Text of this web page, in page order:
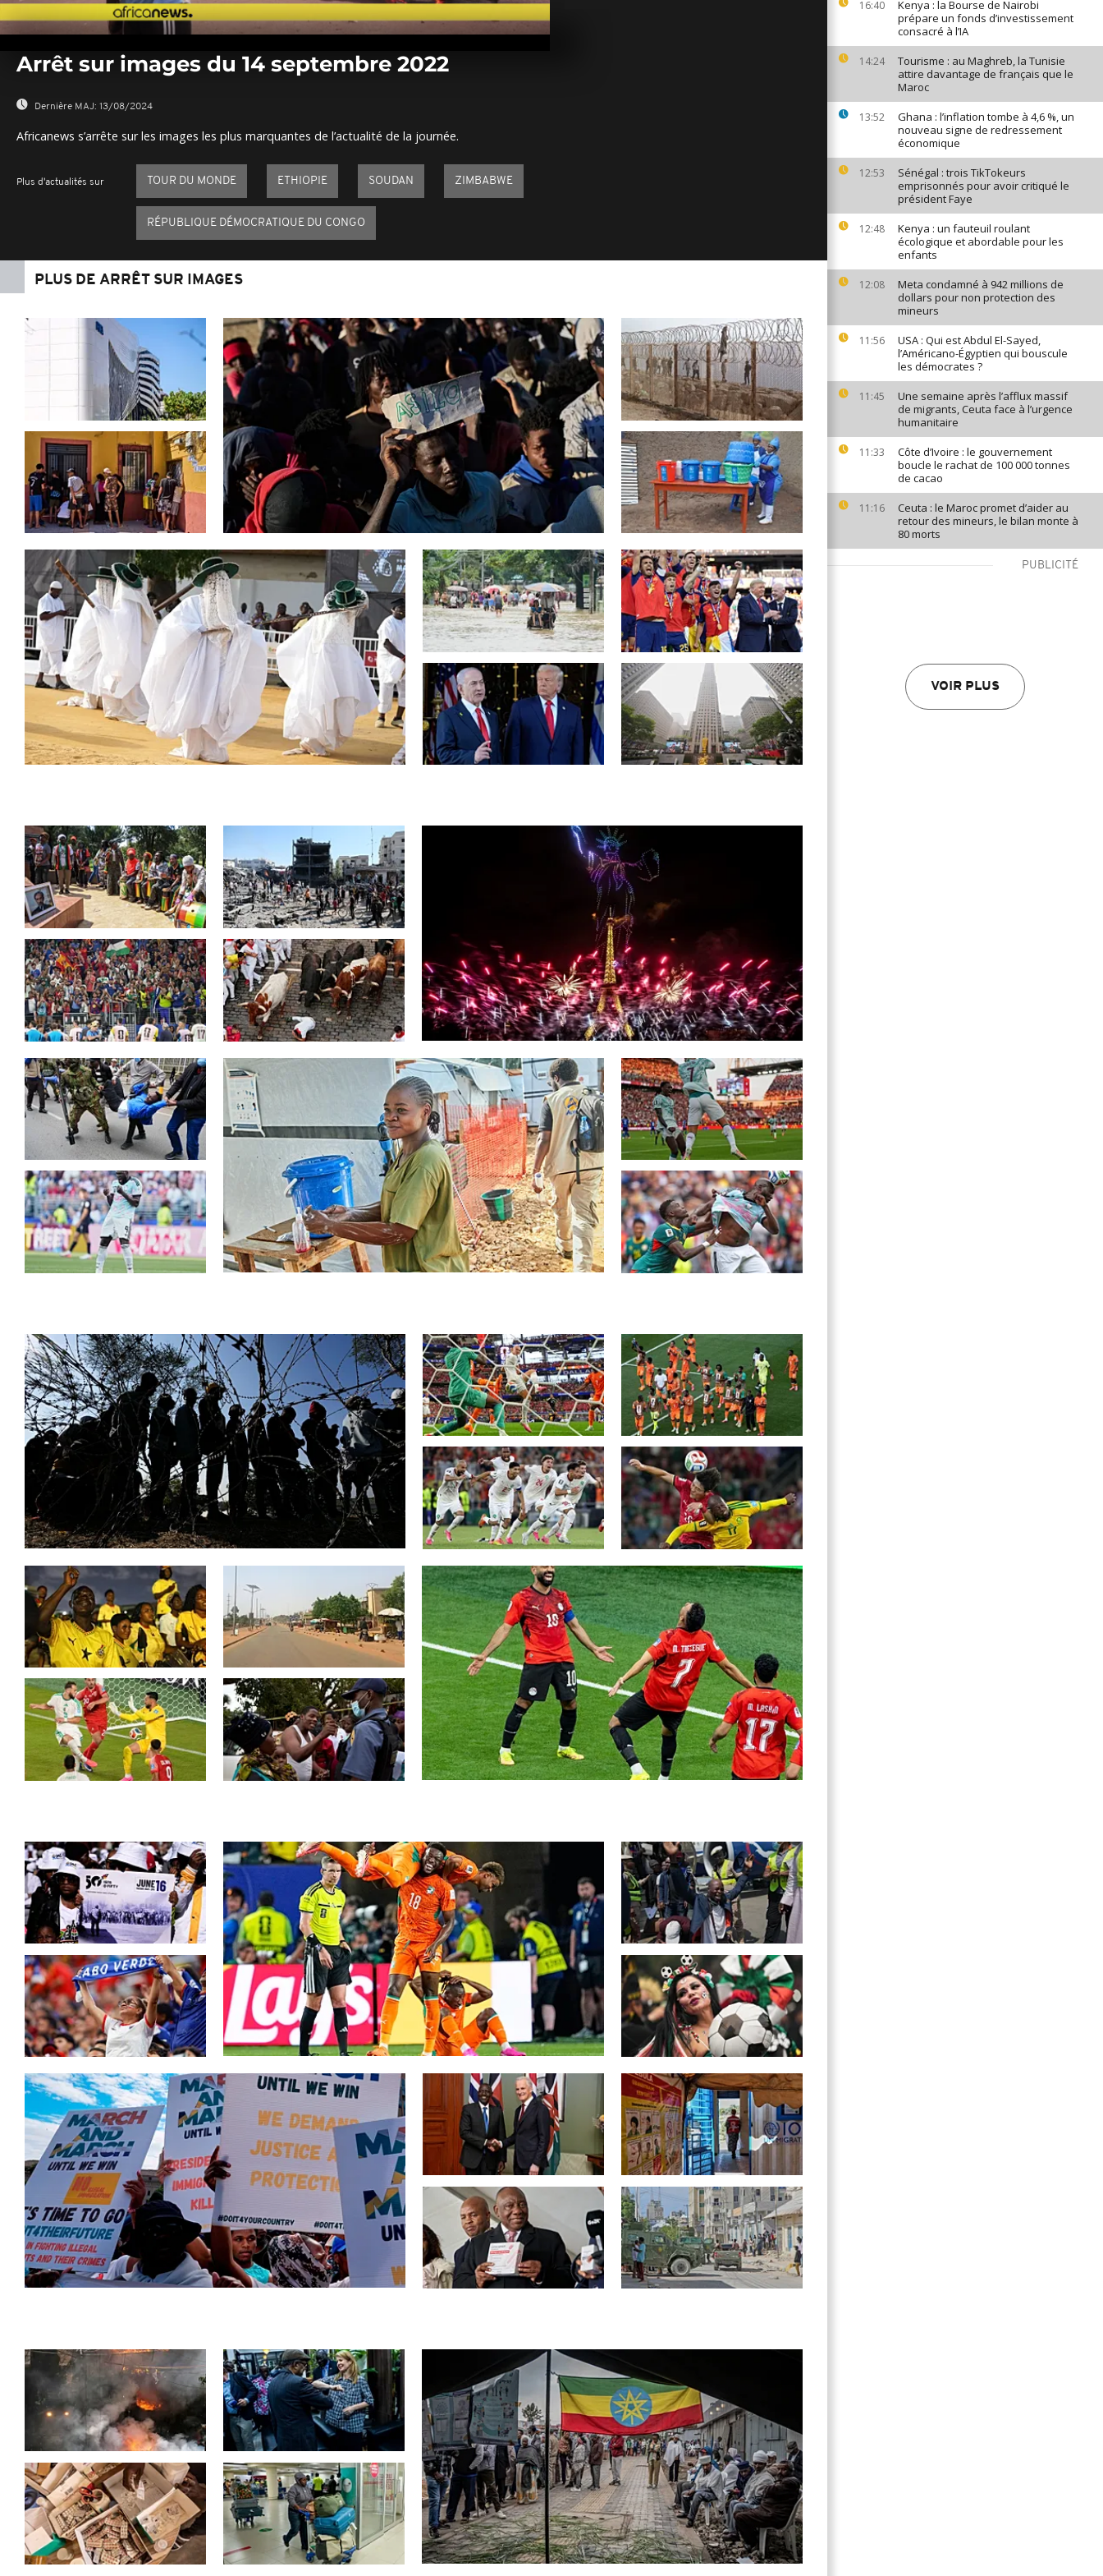
16:40
Kenya : la Bourse de Nairobi
prépare un fonds d’investissement
consacré à l’IA
14:24
Tourisme : au Maghreb, la Tunisie
attire davantage de français que le
Maroc
13:52
Ghana : l’inflation tombe à 4,6 %, un
nouveau signe de redressement
économique
12:53
Sénégal : trois TikTokeurs
emprisonnés pour avoir critiqué le
président Faye
12:48
Kenya : un fauteuil roulant
écologique et abordable pour les
enfants
12:08
Meta condamné à 942 millions de
dollars pour non protection des
mineurs
11:56
USA : Qui est Abdul El-Sayed,
l’Américano-Égyptien qui bouscule
les démocrates ?
11:45
Une semaine après l’afflux massif
de migrants, Ceuta face à l’urgence
humanitaire
11:33
Côte d’Ivoire : le gouvernement
boucle le rachat de 100 000 tonnes
de cacao
11:16
Ceuta : le Maroc promet d’aider au
retour des mineurs, le bilan monte à
80 morts
PUBLICITÉ
VOIR PLUS
seconds
0%
Arrêt sur images du 14 septembre 2022
Dernière MAJ: 13/08/2024
Africanews s’arrête sur les images les plus marquantes de l’actualité de la journée.
Plus d'actualités sur TOUR DU MONDE ETHIOPIE SOUDAN ZIMBABWE
RÉPUBLIQUE DÉMOCRATIQUE DU CONGO
PLUS DE ARRÊT SUR IMAGES